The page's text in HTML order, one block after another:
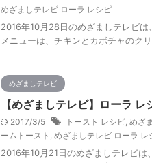
めざましテレビ ローラ レシピ
2016年10月28日のめざましテレビは
メニューは、チキンとカボチャのクリ
めざましテレビ
【めざましテレビ】ローラ
2017/3/5 トースト レシピ, めざ
ームトースト , めざましテレビ ローラ レ
2016年10月21日のめざましテレビは